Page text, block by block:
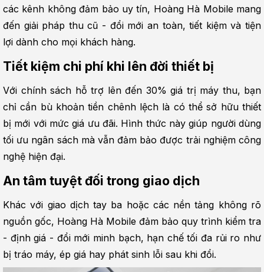
các kênh không đảm bảo uy tín, Hoàng Hà Mobile mang
đến giải pháp thu cũ - đổi mới an toàn, tiết kiệm và tiện
lợi dành cho mọi khách hàng.
Tiết kiệm chi phí khi lên đời thiết bị
Với chính sách hỗ trợ lên đến 30% giá trị máy thu, bạn
chỉ cần bù khoản tiền chênh lệch là có thể sở hữu thiết
bị mới với mức giá ưu đãi. Hình thức này giúp người dùng
tối ưu ngân sách mà vẫn đảm bảo được trải nghiệm công
nghệ hiện đại.
An tâm tuyệt đối trong giao dịch
Khác với giao dịch tay ba hoặc các nền tảng không rõ
nguồn gốc, Hoàng Hà Mobile đảm bảo quy trình kiểm tra
- định giá - đổi mới minh bạch, hạn chế tối đa rủi ro như
bị tráo máy, ép giá hay phát sinh lỗi sau khi đổi.